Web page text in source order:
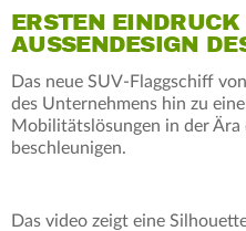
ERSTEN
AUSSENDESIGN
Das neue SUV-Flaggschiff
des Unternehmens hin zu
Mobilitätslösungen in der
beschleunigen.
Das video zeigt eine